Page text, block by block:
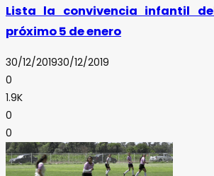
Lista la convivencia infantil
próximo 5 de enero
30/12/201930/12/2019
0
1.9K
0
0